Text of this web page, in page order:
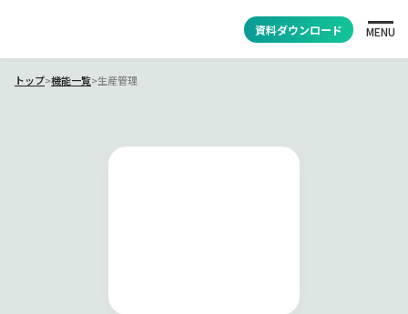
資料ダウンロード MENU
トップ>機能一覧>生産管理